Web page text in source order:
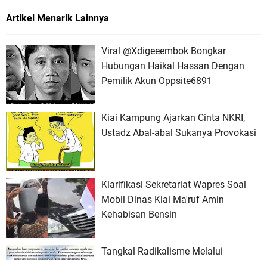
Artikel Menarik Lainnya
Viral @Xdigeeembok Bongkar
Hubungan Haikal Hassan Dengan
Pemilik Akun Oppsite6891
Kiai Kampung Ajarkan Cinta NKRI,
Ustadz Abal-abal Sukanya Provokasi
Klarifikasi Sekretariat Wapres Soal
Mobil Dinas Kiai Ma'ruf Amin
Kehabisan Bensin
Tangkal Radikalisme Melalui